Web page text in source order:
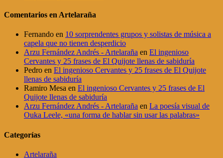
Comentarios en Artelaraña
Fernando en 10 sorprendentes grupos y solistas de música a
capela que no tienen desperdicio
Arzu Fernández Andrés - Artelaraña en El ingenioso
Cervantes y 25 frases de El Quijote llenas de sabiduría
Pedro en El ingenioso Cervantes y 25 frases de El Quijote
llenas de sabiduría
Ramiro Mesa en El ingenioso Cervantes y 25 frases de El
Quijote llenas de sabiduría
Arzu Fernández Andrés - Artelaraña en La poesía visual de
Ouka Leele, «una forma de hablar sin usar las palabras»
Categorías
Artelaraña